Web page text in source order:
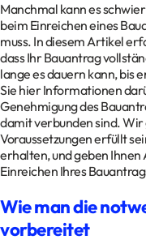
Manchmal kann es
beim Einreichen eines
muss. In diesem Artikel
dass Ihr Bauantrag
lange es dauern kann, bis
Sie hier Informationen
Genehmigung des
damit verbunden sind.
Voraussetzungen erfüllt
erhalten, und geben Ihnen
Einreichen Ihres
Wie man die
vorbereitet